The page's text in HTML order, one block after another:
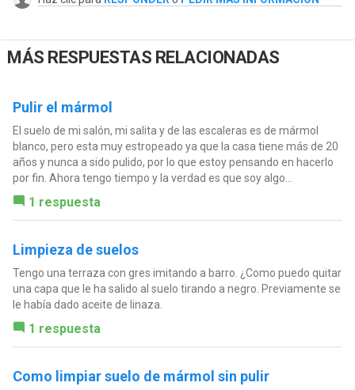
MÁS RESPUESTAS RELACIONADAS
Pulir el mármol
El suelo de mi salón, mi salita y de las escaleras es de mármol
blanco, pero esta muy estropeado ya que la casa tiene más de 20
años y nunca a sido pulido, por lo que estoy pensando en hacerlo
por fin. Ahora tengo tiempo y la verdad es que soy algo...
1 respuesta
Limpieza de suelos
Tengo una terraza con gres imitando a barro. ¿Como puedo quitar
una capa que le ha salido al suelo tirando a negro. Previamente se
le había dado aceite de linaza.
1 respuesta
Como limpiar suelo de mármol sin pulir